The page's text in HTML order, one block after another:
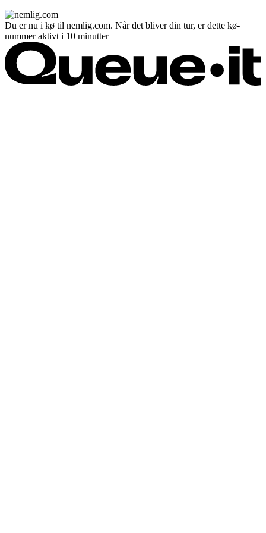
Du er nu i kø til nemlig.com. Når det bliver din tur, er dette kø-
nummer aktivt i 10 minutter